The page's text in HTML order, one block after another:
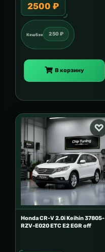
2500 ₽
Кешбэк 250 ₽
В корзину
Honda CR-V 2.0i Keihin 37805-
RZV-E020 ETC E2 EGR off